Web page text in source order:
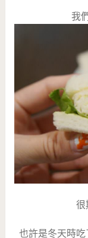
我
很
也許是冬天時吃